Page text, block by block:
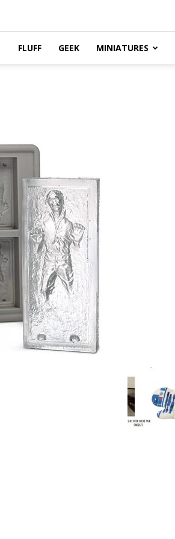
FLUFF GEEK MINIATURES